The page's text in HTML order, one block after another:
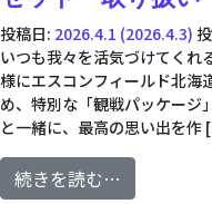
投稿日: 2026.4.1 (2026.4.3)
いつも我々を活気づけてくれ
様にエスコンフィールド北海
め、特別な「観戦パッケージ
と一緒に、最高の思い出を
続きを読む…